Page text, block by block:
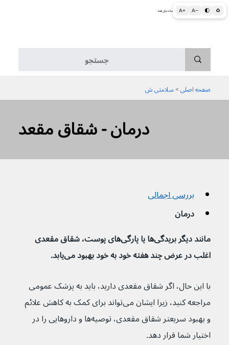
A+ A− 🌓 ♻ اطلاعات پزشکی و بهداشتی به زبان ساده برای همه
صفحه اصلی > سلامتی ش
درمان - شقاق مقعد
بررسی اجمالی
درمان
مانند دیگر بریدگی‌ها یا پارگی‌های پوست، شقاق مقعدی
اغلب در عرض چند هفته خود به خود بهبود می‌یابد.
با این حال، اگر شقاق مقعدی دارید، باید به پزشک عمومی
مراجعه کنید، زیرا ایشان می‌تواند برای کمک به کاهش علائم
و بهبود سریعتر شقاق مقعدی، توصیه‌ها و داروهایی را در
اختیار شما قرار دهد.